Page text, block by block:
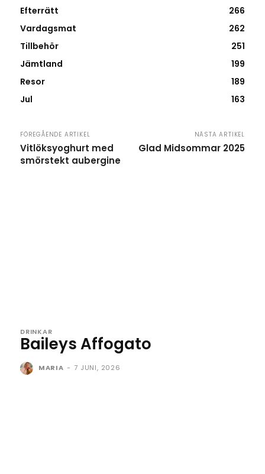
Efterrätt
266
Vardagsmat
262
Tillbehör
251
Jämtland
199
Resor
189
Jul
163
FÖREGÅENDE ARTIKEL
Vitlöksyoghurt med
smörstekt aubergine
NÄSTA ARTIKEL
Glad Midsommar 2025
DRINKAR
Baileys Affogato
MARIA - 7 JUNI, 2026